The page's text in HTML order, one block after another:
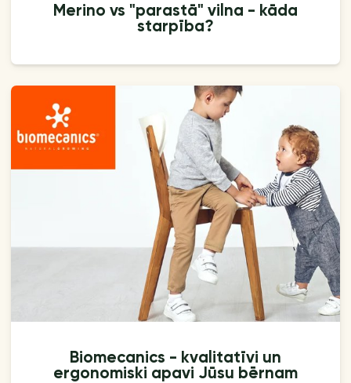
Merino vs "parastā" vilna - kāda
starpība?
Biomecanics - kvalitatīvi un
ergonomiski apavi Jūsu bērnam